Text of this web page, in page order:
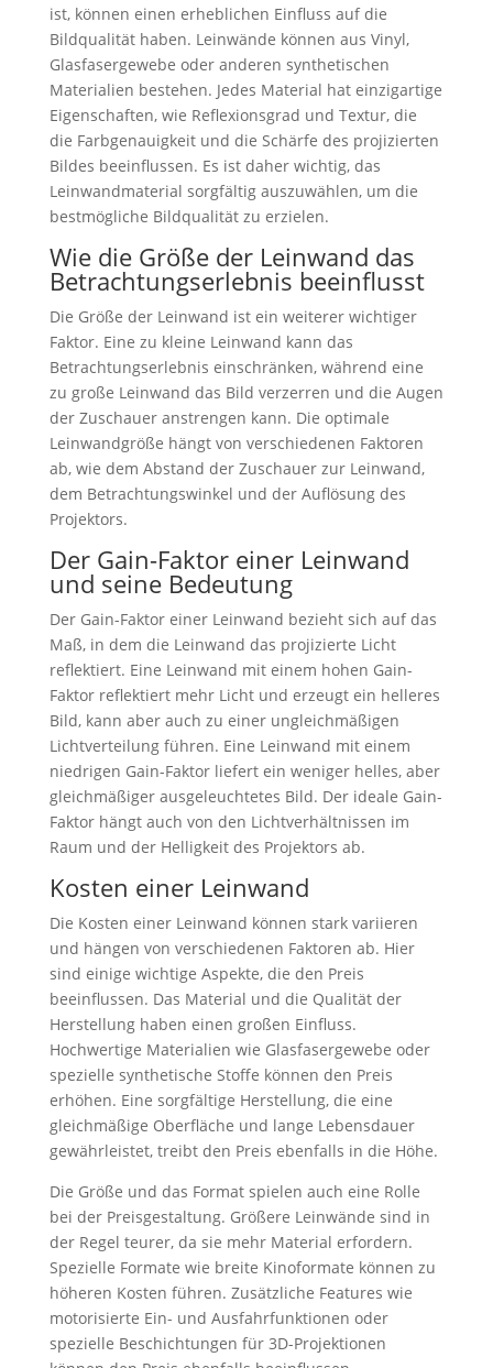
ist, können einen erheblichen Einfluss auf die
Bildqualität haben. Leinwände können aus Vinyl,
Glasfasergewebe oder anderen synthetischen
Materialien bestehen. Jedes Material hat einzigartige
Eigenschaften, wie Reflexionsgrad und Textur, die
die Farbgenauigkeit und die Schärfe des projizierten
Bildes beeinflussen. Es ist daher wichtig, das
Leinwandmaterial sorgfältig auszuwählen, um die
bestmögliche Bildqualität zu erzielen.
Wie die Größe der Leinwand das
Betrachtungserlebnis beeinflusst
Die Größe der Leinwand ist ein weiterer wichtiger
Faktor. Eine zu kleine Leinwand kann das
Betrachtungserlebnis einschränken, während eine
zu große Leinwand das Bild verzerren und die Augen
der Zuschauer anstrengen kann. Die optimale
Leinwandgröße hängt von verschiedenen Faktoren
ab, wie dem Abstand der Zuschauer zur Leinwand,
dem Betrachtungswinkel und der Auflösung des
Projektors.
Der Gain-Faktor einer Leinwand
und seine Bedeutung
Der Gain-Faktor einer Leinwand bezieht sich auf das
Maß, in dem die Leinwand das projizierte Licht
reflektiert. Eine Leinwand mit einem hohen Gain-
Faktor reflektiert mehr Licht und erzeugt ein helleres
Bild, kann aber auch zu einer ungleichmäßigen
Lichtverteilung führen. Eine Leinwand mit einem
niedrigen Gain-Faktor liefert ein weniger helles, aber
gleichmäßiger ausgeleuchtetes Bild. Der ideale Gain-
Faktor hängt auch von den Lichtverhältnissen im
Raum und der Helligkeit des Projektors ab.
Kosten einer Leinwand
Die Kosten einer Leinwand können stark variieren
und hängen von verschiedenen Faktoren ab. Hier
sind einige wichtige Aspekte, die den Preis
beeinflussen. Das Material und die Qualität der
Herstellung haben einen großen Einfluss.
Hochwertige Materialien wie Glasfasergewebe oder
spezielle synthetische Stoffe können den Preis
erhöhen. Eine sorgfältige Herstellung, die eine
gleichmäßige Oberfläche und lange Lebensdauer
gewährleistet, treibt den Preis ebenfalls in die Höhe.
Die Größe und das Format spielen auch eine Rolle
bei der Preisgestaltung. Größere Leinwände sind in
der Regel teurer, da sie mehr Material erfordern.
Spezielle Formate wie breite Kinoformate können zu
höheren Kosten führen. Zusätzliche Features wie
motorisierte Ein- und Ausfahrfunktionen oder
spezielle Beschichtungen für 3D-Projektionen